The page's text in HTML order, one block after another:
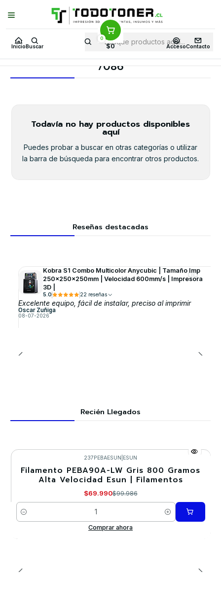
Inicio Buscar
0
$0 AccesoContacto
Puedes Elegir: Comprar enTienda· Despachoa Todo Chile · Retiro en
Tienda en24 Horas
Inicio Toner y tambor Toner Alternativo CANON
Equipos CANON
7086
Todavía no hay productos disponibles
aquí
Puedes probar a buscar en otras categorías o utilizar
la barra de búsqueda para encontrar otros productos.
Reseñas destacadas
Kobra S1 Combo Multicolor Anycubic | Tamaño Imp
250x250x250mm | Velocidad 600mm/s | Impresora
3D |
5.0 22 reseñas
Excelente equipo, fácil de instalar, preciso al imprimir
Oscar Zuñiga
08-07-2026
Recién Llegados
-30%
237PEBAESUN ESUN
Filamento PEBA90A-LW Gris 800 Gramos
Alta Velocidad Esun | Filamentos
$69.990$99.986
Cantidad
Comprar ahora